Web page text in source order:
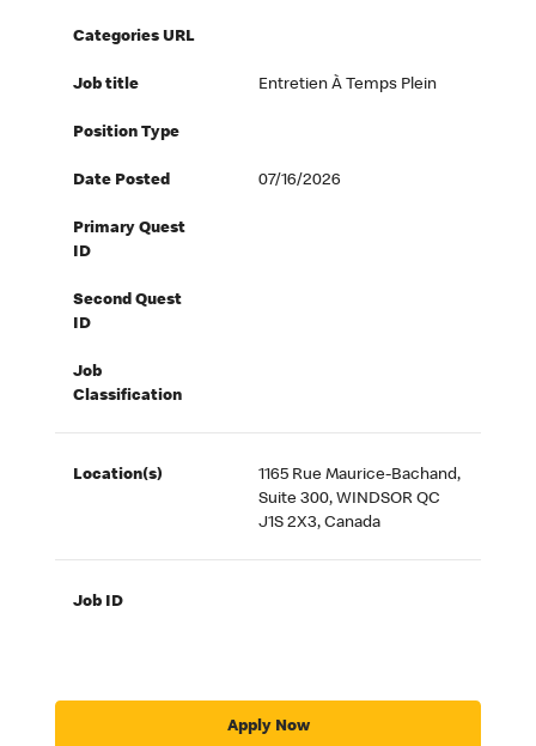
Categories URL
Job title Entretien À Temps Plein
Position Type
Date Posted 07/16/2026
Primary Quest
ID
Second Quest
ID
Job
Classification
Location(s)
1165 Rue Maurice-Bachand,
Suite 300, WINDSOR QC
J1S 2X3, Canada
Job ID
Apply Now